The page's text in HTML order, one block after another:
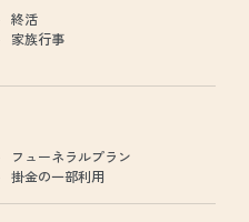
終活
家族行事
フューネラルプラン
掛金の一部利用